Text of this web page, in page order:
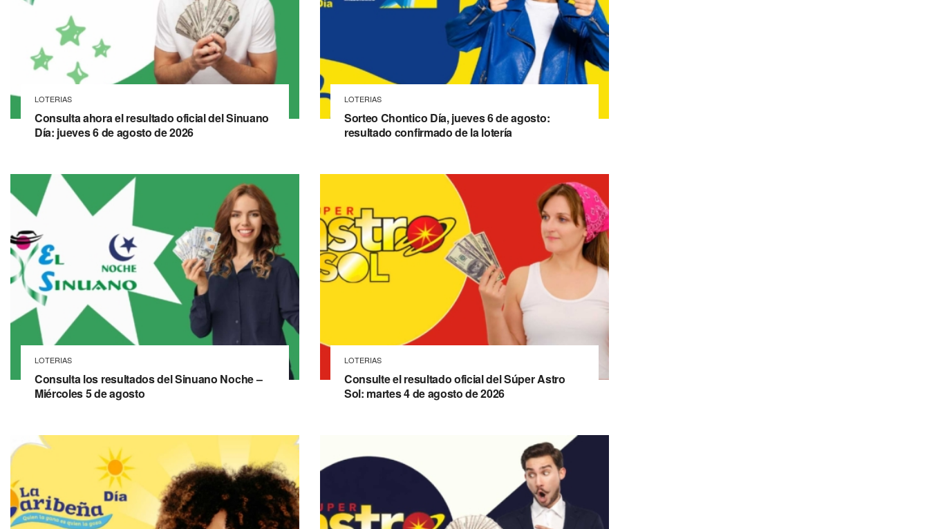
LOTERIAS
Consulta ahora el resultado oficial del Sinuano
Día: jueves 6 de agosto de 2026
LOTERIAS
Sorteo Chontico Día, jueves 6 de agosto:
resultado confirmado de la lotería
LOTERIAS
Consulta los resultados del Sinuano Noche –
Miércoles 5 de agosto
LOTERIAS
Consulte el resultado oficial del Súper Astro
Sol: martes 4 de agosto de 2026